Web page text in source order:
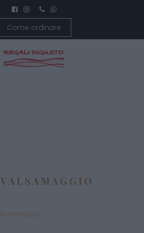
Come ordinare
VALSAMAGGIO